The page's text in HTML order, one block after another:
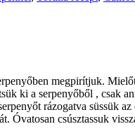
megpirítjuk.
ki a serpenyőből , csak
rázogatva süssük
csúsztassuk